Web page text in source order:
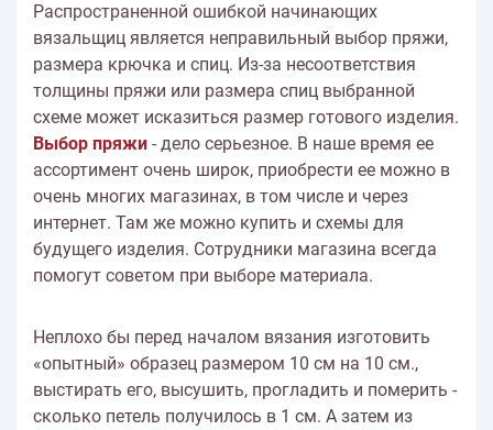
Распространенной ошибкой начинающих
вязальщиц является неправильный выбор пряжи,
размера крючка и спиц. Из-за несоответствия
толщины пряжи или размера спиц выбранной
схеме может исказиться размер готового изделия.
Выбор пряжи - дело серьезное. В наше время ее
ассортимент очень широк, приобрести ее можно в
очень многих магазинах, в том числе и через
интернет. Там же можно купить и схемы для
будущего изделия. Сотрудники магазина всегда
помогут советом при выборе материала.
Неплохо бы перед началом вязания изготовить
«опытный» образец размером 10 см на 10 см.,
выстирать его, высушить, прогладить и померить -
сколько петель получилось в 1 см. А затем из